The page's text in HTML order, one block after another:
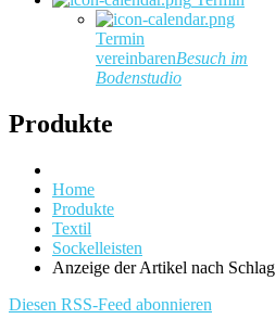
Termin
vereinbarenBesuch im
Bodenstudio
Produkte
Home
Produkte
Textil
Sockelleisten
Anzeige der Artikel nach
Diesen RSS-Feed abonnieren